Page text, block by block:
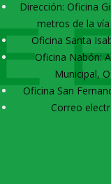
Dirección: Oficina
metros de la
Oficina Santa
Oficina Nabón:
Municipal,
Oficina San
Correo